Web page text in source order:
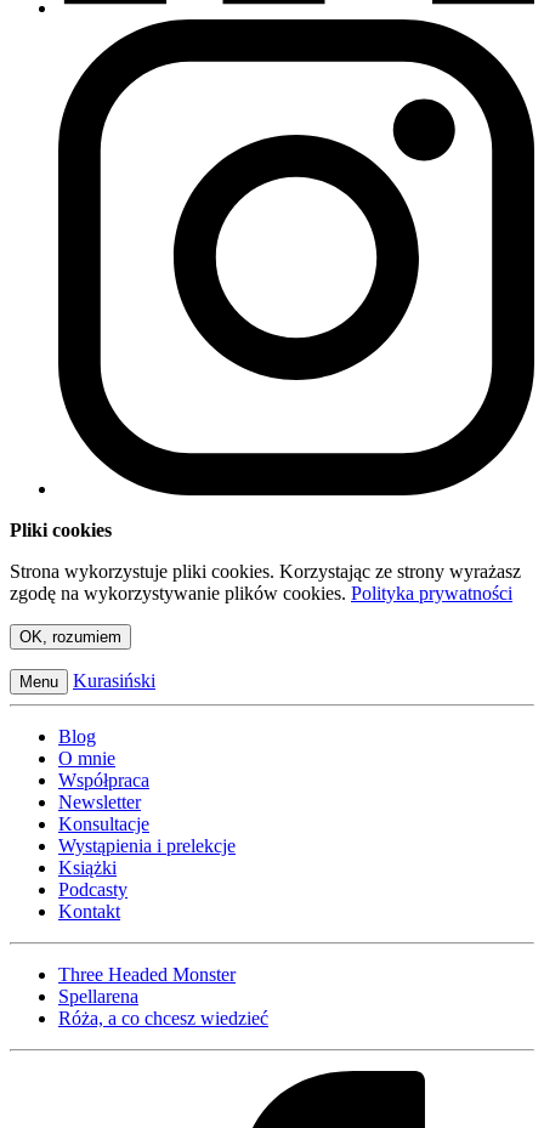
Pliki cookies
Strona wykorzystuje pliki cookies. Korzystając ze strony wyrażasz
zgodę na wykorzystywanie plików cookies. Polityka prywatności
OK, rozumiem
Menu Kurasiński
Blog
O mnie
Współpraca
Newsletter
Konsultacje
Wystąpienia i prelekcje
Książki
Podcasty
Kontakt
Three Headed Monster
Spellarena
Róża, a co chcesz wiedzieć